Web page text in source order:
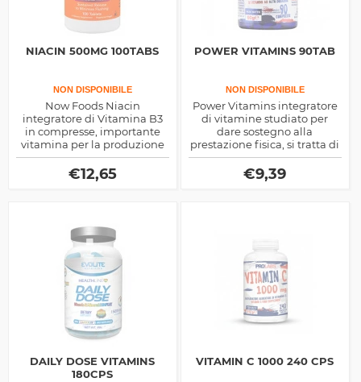
NIACIN 500MG 100TABS
NON DISPONIBILE
Now Foods Niacin
integratore di Vitamina B3
in compresse, importante
vitamina per la produzione
energetica prodotta dalla
Now Foods
€12,65
POWER VITAMINS 90TAB
NON DISPONIBILE
Power Vitamins integratore
di vitamine studiato per
dare sostegno alla
prestazione fisica, si tratta di
una miscela di
micronutrienti essenziali,
ottimo anche come
€9,39
DAILY DOSE VITAMINS
180CPS
VITAMIN C 1000 240 CPS